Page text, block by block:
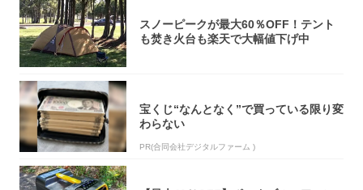
スノーピークが最大60％OFF！テント
も焚き火台も楽天で大幅値下げ中
宝くじ“なんとなく”で買っている限り変
わらない
PR(合同会社デジタルファーム )